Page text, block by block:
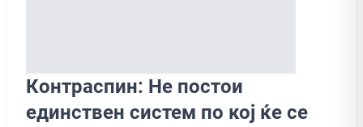
Контраспин: Не постои
единствен систем по кој ќе се